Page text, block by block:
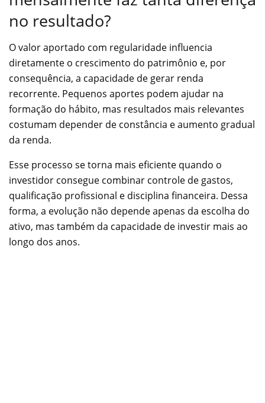
no resultado?
O valor aportado com regularidade influencia
diretamente o crescimento do patrimônio e, por
consequência, a capacidade de gerar renda
recorrente. Pequenos aportes podem ajudar na
formação do hábito, mas resultados mais relevantes
costumam depender de constância e aumento gradual
da renda.
Esse processo se torna mais eficiente quando o
investidor consegue combinar controle de gastos,
qualificação profissional e disciplina financeira. Dessa
forma, a evolução não depende apenas da escolha do
ativo, mas também da capacidade de investir mais ao
longo dos anos.